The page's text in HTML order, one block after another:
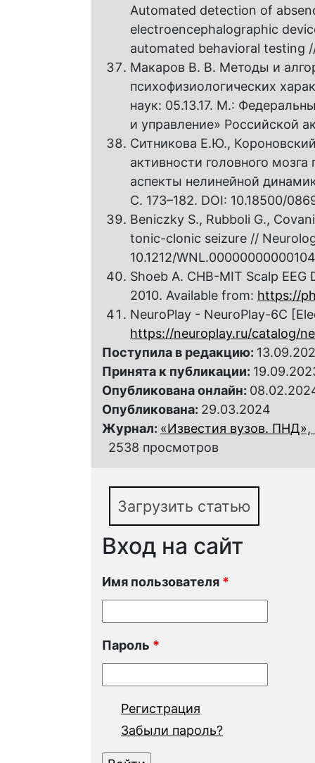
Automated detection of
electroencephalographic
automated behavioral testing //
Макаров В. В. Методы и
психофизиологических
наук: 05.13.17. М.:
и управление» Российской
Ситникова Е.Ю.,
активности головного
аспекты нелинейной
С. 173–182. DOI: 10.18500/
Beniczky S., Rubboli G.,
tonic-clonic seizure //
10.1212/
Shoeb A. CHB-MIT Scalp
2010. Available from: https://
NeuroPlay - NeuroPlay-6С
https://neuroplay.ru/catalog/
Поступила в редакцию:
Принята к публикации:
Опубликована онлайн:
Опубликована: 29.03.2024
Журнал: «Известия вузов.
2538 просмотров
Загрузить статью
Вход на сайт
Имя пользователя *
Пароль *
Регистрация
Забыли пароль?